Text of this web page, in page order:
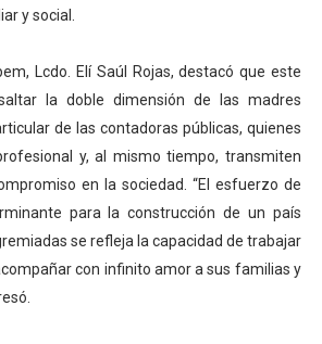
y social.
Lcdo. Elí Saúl Rojas, destacó que este
la doble dimensión de las madres
de las contadoras públicas, quienes
y, al mismo tiempo, transmiten
en la sociedad. “El esfuerzo de
para la construcción de un país
se refleja la capacidad de trabajar
con infinito amor a sus familias y